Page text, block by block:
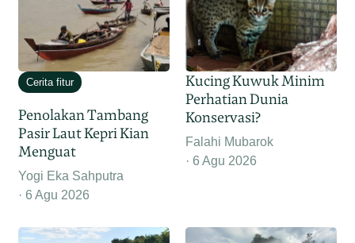
Cerita fitur
Penolakan Tambang
Pasir Laut Kepri Kian
Menguat
Yogi Eka Sahputra
6 Agu 2026
Kucing Kuwuk Minim
Perhatian Dunia
Konservasi?
Falahi Mubarok
6 Agu 2026